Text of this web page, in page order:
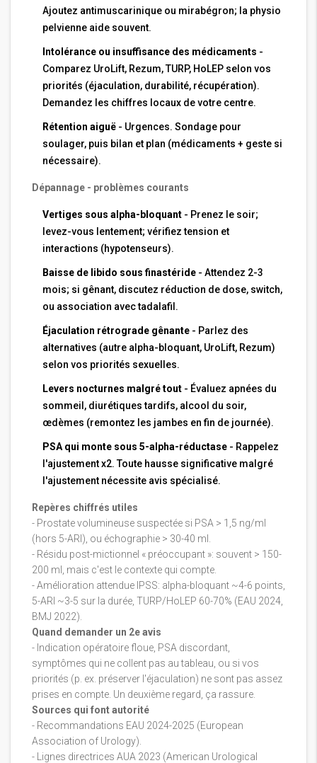
Ajoutez antimuscarinique ou mirabégron; la physio
pelvienne aide souvent.
Intolérance ou insuffisance des médicaments -
Comparez UroLift, Rezum, TURP, HoLEP selon vos
priorités (éjaculation, durabilité, récupération).
Demandez les chiffres locaux de votre centre.
Rétention aiguë - Urgences. Sondage pour
soulager, puis bilan et plan (médicaments + geste si
nécessaire).
Dépannage - problèmes courants
Vertiges sous alpha-bloquant - Prenez le soir;
levez-vous lentement; vérifiez tension et
interactions (hypotenseurs).
Baisse de libido sous finastéride - Attendez 2-3
mois; si gênant, discutez réduction de dose, switch,
ou association avec tadalafil.
Éjaculation rétrograde gênante - Parlez des
alternatives (autre alpha-bloquant, UroLift, Rezum)
selon vos priorités sexuelles.
Levers nocturnes malgré tout - Évaluez apnées du
sommeil, diurétiques tardifs, alcool du soir,
œdèmes (remontez les jambes en fin de journée).
PSA qui monte sous 5-alpha-réductase - Rappelez
l'ajustement x2. Toute hausse significative malgré
l'ajustement nécessite avis spécialisé.
Repères chiffrés utiles
- Prostate volumineuse suspectée si PSA > 1,5 ng/ml
(hors 5-ARI), ou échographie > 30-40 ml.
- Résidu post-mictionnel « préoccupant »: souvent > 150-
200 ml, mais c'est le contexte qui compte.
- Amélioration attendue IPSS: alpha-bloquant ~4-6 points,
5-ARI ~3-5 sur la durée, TURP/HoLEP 60-70% (EAU 2024,
BMJ 2022).
Quand demander un 2e avis
- Indication opératoire floue, PSA discordant,
symptômes qui ne collent pas au tableau, ou si vos
priorités (p. ex. préserver l'éjaculation) ne sont pas assez
prises en compte. Un deuxième regard, ça rassure.
Sources qui font autorité
- Recommandations EAU 2024-2025 (European
Association of Urology).
- Lignes directrices AUA 2023 (American Urological